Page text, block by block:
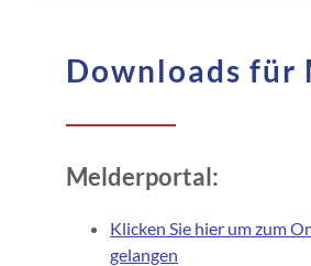
Downloads für
Melderportal:
Klicken Sie hier um zum
gelangen